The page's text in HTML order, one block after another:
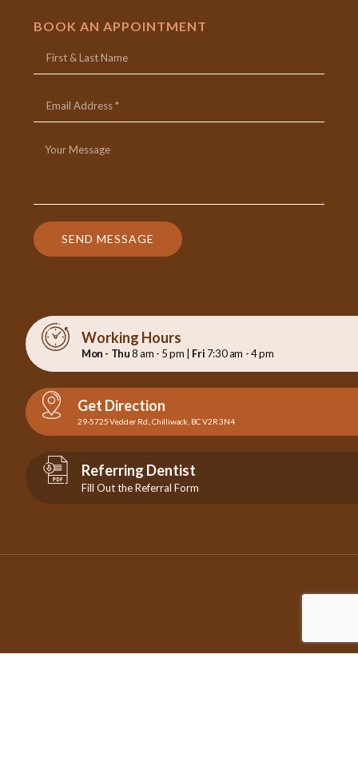
BOOK AN APPOINTMENT
SEND MESSAGE
Working Hours
Mon - Thu8 am - 5 pm | Fri 7:30 am - 4 pm
Get Direction
29-5725 Vedder Rd., Chilliwack, BC V2R 3N4
Referring Dentist
Fill Out the Referral Form